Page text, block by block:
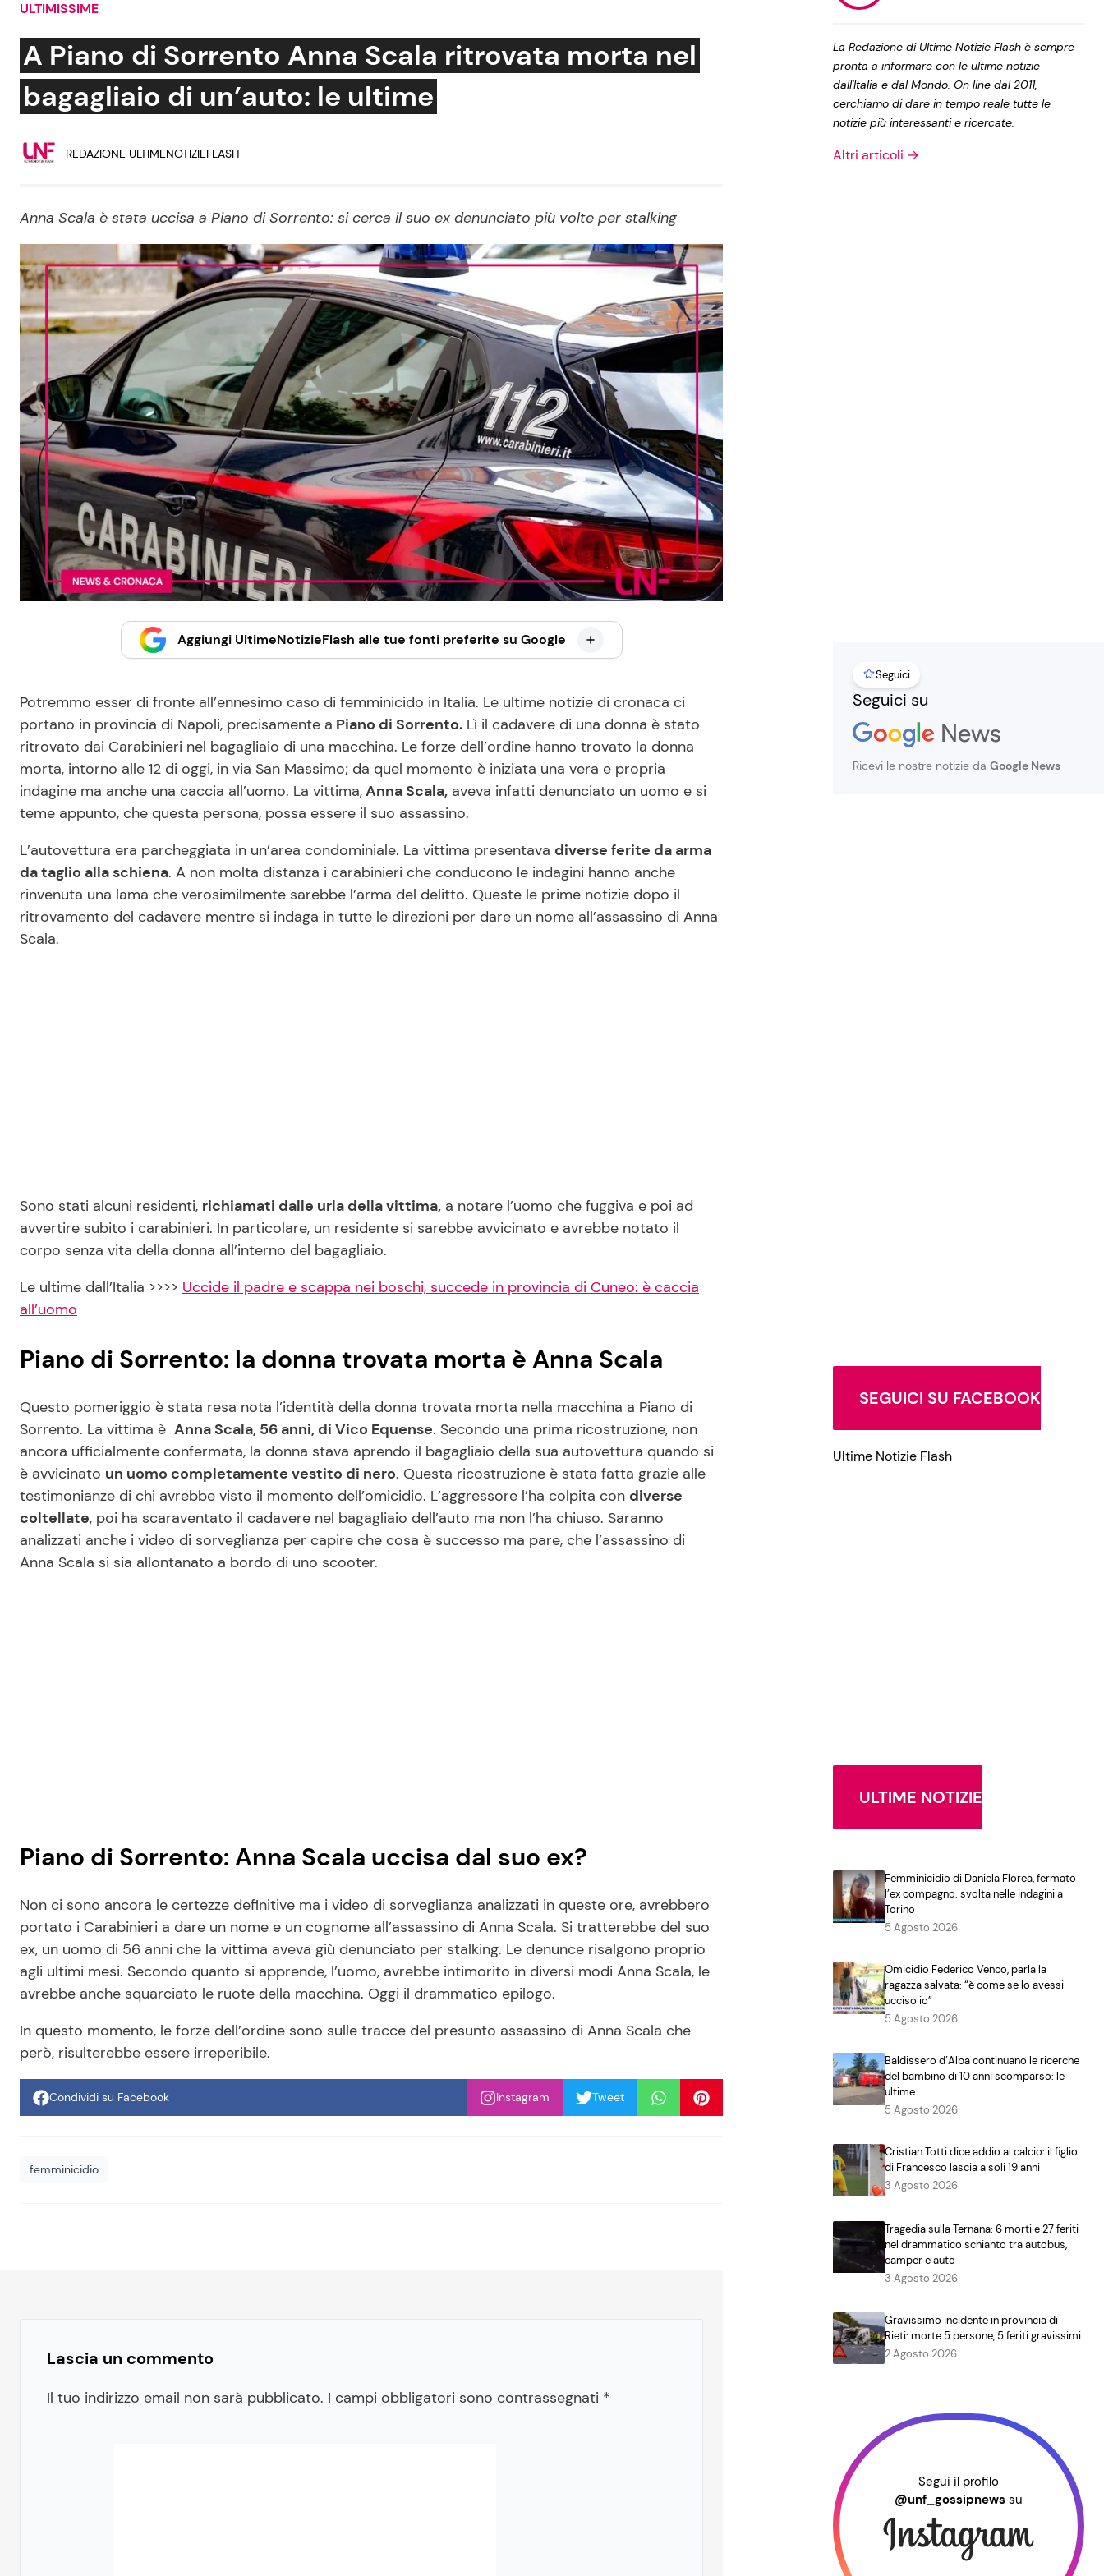
Social News
News dal mondo
Benessere
Mondo Mamma
News benessere
Salute
Viaggi e Turismo
Festività
Le Ricette in TV
Primi Piatti
Ricette Feste
Ricette per Bambini
Privacy Policy
ULTIMISSIME
A Piano di Sorrento Anna Scala ritrovata morta nel
bagagliaio di un’auto: le ultime
REDAZIONE ULTIMENOTIZIEFLASH
Anna Scala è stata uccisa a Piano di Sorrento: si cerca il suo ex denunciato più volte per stalking
Aggiungi UltimeNotizieFlash alle tue fonti preferite su Google
Potremmo esser di fronte all’ennesimo caso di femminicido in Italia. Le ultime notizie di cronaca ci
portano in provincia di Napoli, precisamente a Piano di Sorrento. Lì il cadavere di una donna è stato
ritrovato dai Carabinieri nel bagagliaio di una macchina. Le forze dell’ordine hanno trovato la donna
morta, intorno alle 12 di oggi, in via San Massimo; da quel momento è iniziata una vera e propria
indagine ma anche una caccia all’uomo. La vittima,Anna Scala, aveva infatti denunciato un uomo e si
teme appunto, che questa persona, possa essere il suo assassino.
L’autovettura era parcheggiata in un’area condominiale. La vittima presentava diverse ferite da arma
da taglio alla schiena. A non molta distanza i carabinieri che conducono le indagini hanno anche
rinvenuta una lama che verosimilmente sarebbe l’arma del delitto. Queste le prime notizie dopo il
ritrovamento del cadavere mentre si indaga in tutte le direzioni per dare un nome all’assassino di Anna
Scala.
Sono stati alcuni residenti, richiamati dalle urla della vittima, a notare l’uomo che fuggiva e poi ad
avvertire subito i carabinieri. In particolare, un residente si sarebbe avvicinato e avrebbe notato il
corpo senza vita della donna all’interno del bagagliaio.
Le ultime dall’Italia >>>> Uccide il padre e scappa nei boschi, succede in provincia di Cuneo: è caccia
all’uomo
Piano di Sorrento: la donna trovata morta è Anna Scala
Questo pomeriggio è stata resa nota l’identità della donna trovata morta nella macchina a Piano di
Sorrento. La vittima è Anna Scala, 56 anni, di Vico Equense. Secondo una prima ricostruzione, non
ancora ufficialmente confermata, la donna stava aprendo il bagagliaio della sua autovettura quando si
è avvicinato un uomo completamente vestito di nero. Questa ricostruzione è stata fatta grazie alle
testimonianze di chi avrebbe visto il momento dell’omicidio. L’aggressore l’ha colpita con diverse
coltellate, poi ha scaraventato il cadavere nel bagagliaio dell’auto ma non l’ha chiuso. Saranno
analizzati anche i video di sorveglianza per capire che cosa è successo ma pare, che l’assassino di
Anna Scala si sia allontanato a bordo di uno scooter.
Piano di Sorrento: Anna Scala uccisa dal suo ex?
Non ci sono ancora le certezze definitive ma i video di sorveglianza analizzati in queste ore, avrebbero
portato i Carabinieri a dare un nome e un cognome all’assassino di Anna Scala. Si tratterebbe del suo
ex, un uomo di 56 anni che la vittima aveva giù denunciato per stalking. Le denunce risalgono proprio
agli ultimi mesi. Secondo quanto si apprende, l’uomo, avrebbe intimorito in diversi modi Anna Scala, le
avrebbe anche squarciato le ruote della macchina. Oggi il drammatico epilogo.
In questo momento, le forze dell’ordine sono sulle tracce del presunto assassino di Anna Scala che
però, risulterebbe essere irreperibile.
Condividi su Facebook Instagram Tweet
femminicidio
Lascia un commento
Il tuo indirizzo email non sarà pubblicato. I campi obbligatori sono contrassegnati *
La Redazione di Ultime Notizie Flash è sempre
pronta a informare con le ultime notizie
dall'Italia e dal Mondo. On line dal 2011,
cerchiamo di dare in tempo reale tutte le
notizie più interessanti e ricercate.
Altri articoli →
Seguici
Seguici su
Ricevi le nostre notizie da Google News
SEGUICI SU FACEBOOK
Ultime Notizie Flash
ULTIME NOTIZIE
Femminicidio di Daniela Florea, fermato
l’ex compagno: svolta nelle indagini a
Torino
5 Agosto 2026
Omicidio Federico Venco, parla la
ragazza salvata: “è come se lo avessi
ucciso io”
5 Agosto 2026
Baldissero d’Alba continuano le ricerche
del bambino di 10 anni scomparso: le
ultime
5 Agosto 2026
Cristian Totti dice addio al calcio: il figlio
di Francesco lascia a soli 19 anni
3 Agosto 2026
Tragedia sulla Ternana: 6 morti e 27 feriti
nel drammatico schianto tra autobus,
camper e auto
3 Agosto 2026
Gravissimo incidente in provincia di
Rieti: morte 5 persone, 5 feriti gravissimi
2 Agosto 2026
Segui il profilo
@unf_gossipnews su